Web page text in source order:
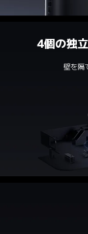
4個の独
壁を隔